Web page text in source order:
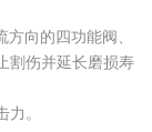
向的四功能阀、
割伤并延长磨损寿
。